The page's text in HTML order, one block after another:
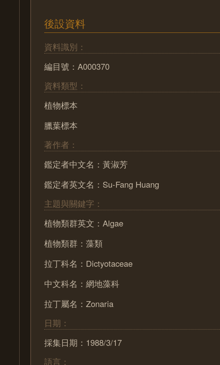
後設資料
資料識別：
編目號：A000370
資料類型：
植物標本
臘葉標本
著作者：
鑑定者中文名：黃淑芳
鑑定者英文名：Su-Fang Huang
主題與關鍵字：
植物類群英文：Algae
植物類群：藻類
拉丁科名：Dictyotaceae
中文科名：網地藻科
拉丁屬名：Zonaria
日期：
採集日期：1988/3/17
語言：